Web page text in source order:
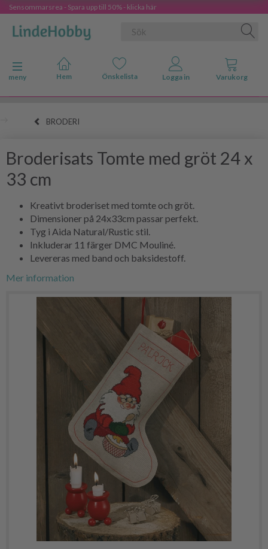
Sensommarsrea - Spara upp till 50% - klicka här
Ändra navigering
meny
BRODERI
Broderisats Tomte med gröt 24 x
33 cm
Kreativt broderiset med tomte och gröt.
Dimensioner på 24x33cm passar perfekt.
Tyg i Aida Natural/Rustic stil.
Inkluderar 11 färger DMC Mouliné.
Levereras med band och baksidestoff.
Mer information